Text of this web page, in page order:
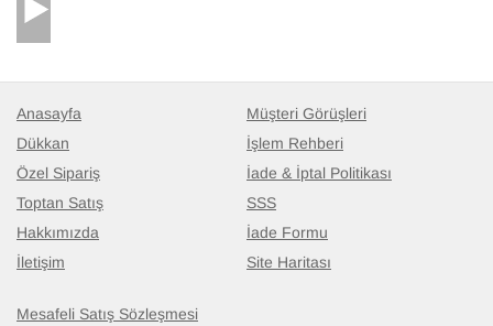
Anasayfa
Dükkan
Özel Sipariş
Toptan Satış
Hakkımızda
İletişim
Müşteri Görüşleri
İşlem Rehberi
İade & İptal Politikası
SSS
İade Formu
Site Haritası
Mesafeli Satış Sözleşmesi